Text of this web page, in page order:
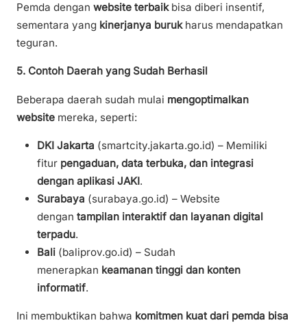
Pemda dengan website terbaikbisa diberi insentif,
sementara yang kinerjanya burukharus mendapatkan
teguran.
5. Contoh Daerah yang Sudah Berhasil
Beberapa daerah sudah mulai mengoptimalkan
website mereka, seperti:
DKI Jakarta (smartcity.jakarta.go.id) – Memiliki
fitur pengaduan, data terbuka, dan integrasi
dengan aplikasi JAKI.
Surabaya (surabaya.go.id) – Website
dengan tampilan interaktif dan layanan digital
terpadu.
Bali (baliprov.go.id) – Sudah
menerapkan keamanan tinggi dan konten
informatif.
Ini membuktikan bahwa komitmen kuat dari pemda bisa